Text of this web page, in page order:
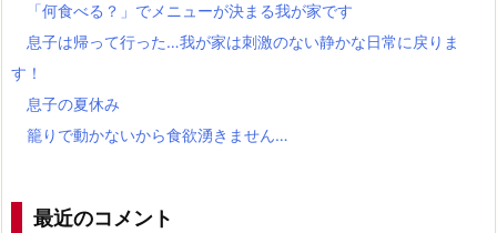
「何食べる？」でメニューが決まる我が家です
息子は帰って行った…我が家は刺激のない静かな日常に戻りま
す！
息子の夏休み
籠りで動かないから食欲湧きません…
最近のコメント